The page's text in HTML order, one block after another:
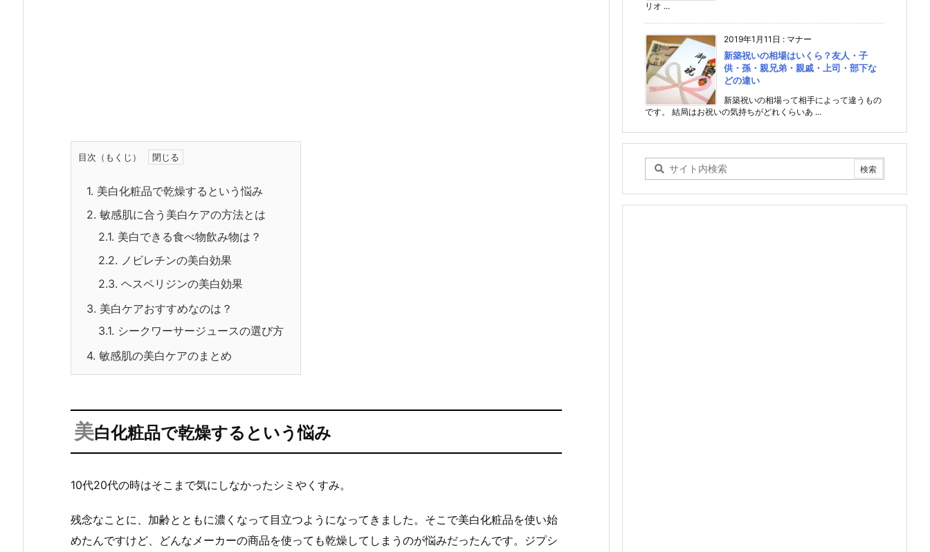
目次（もくじ）
1. 美白化粧品で乾燥するという悩み
2. 敏感肌に合う美白ケアの方法とは
2.1. 美白できる食べ物飲み物は？
2.2. ノビレチンの美白効果
2.3. ヘスペリジンの美白効果
3. 美白ケアおすすめなのは？
3.1. シークワーサージュースの選び方
4. 敏感肌の美白ケアのまとめ
美白化粧品で乾燥するという悩み
10代20代の時はそこまで気にしなかったシミやくすみ。
残念なことに、加齢とともに濃くなって目立つようになってきました。そこで美白化粧品を使い始
めたんですけど、どんなメーカーの商品を使っても乾燥してしまうのが悩みだったんです。ジプシ
リオ ...
2019年1月11日 : マナー
新築祝いの相場はいくら？友人・子
供・孫・親兄弟・親戚・上司・部下な
どの違い
新築祝いの相場って相手によって違うもの
です。 結局はお祝いの気持ちがどれくらいあ ...